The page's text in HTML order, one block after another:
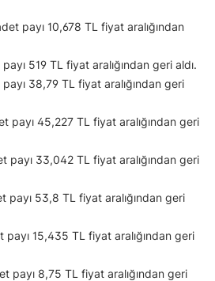
payı 10,678 TL fiyat aralığından
519 TL fiyat aralığından geri aldı.
38,79 TL fiyat aralığından geri
payı 45,227 TL fiyat aralığından geri
payı 33,042 TL fiyat aralığından geri
payı 53,8 TL fiyat aralığından geri
payı 15,435 TL fiyat aralığından geri
payı 8,75 TL fiyat aralığından geri